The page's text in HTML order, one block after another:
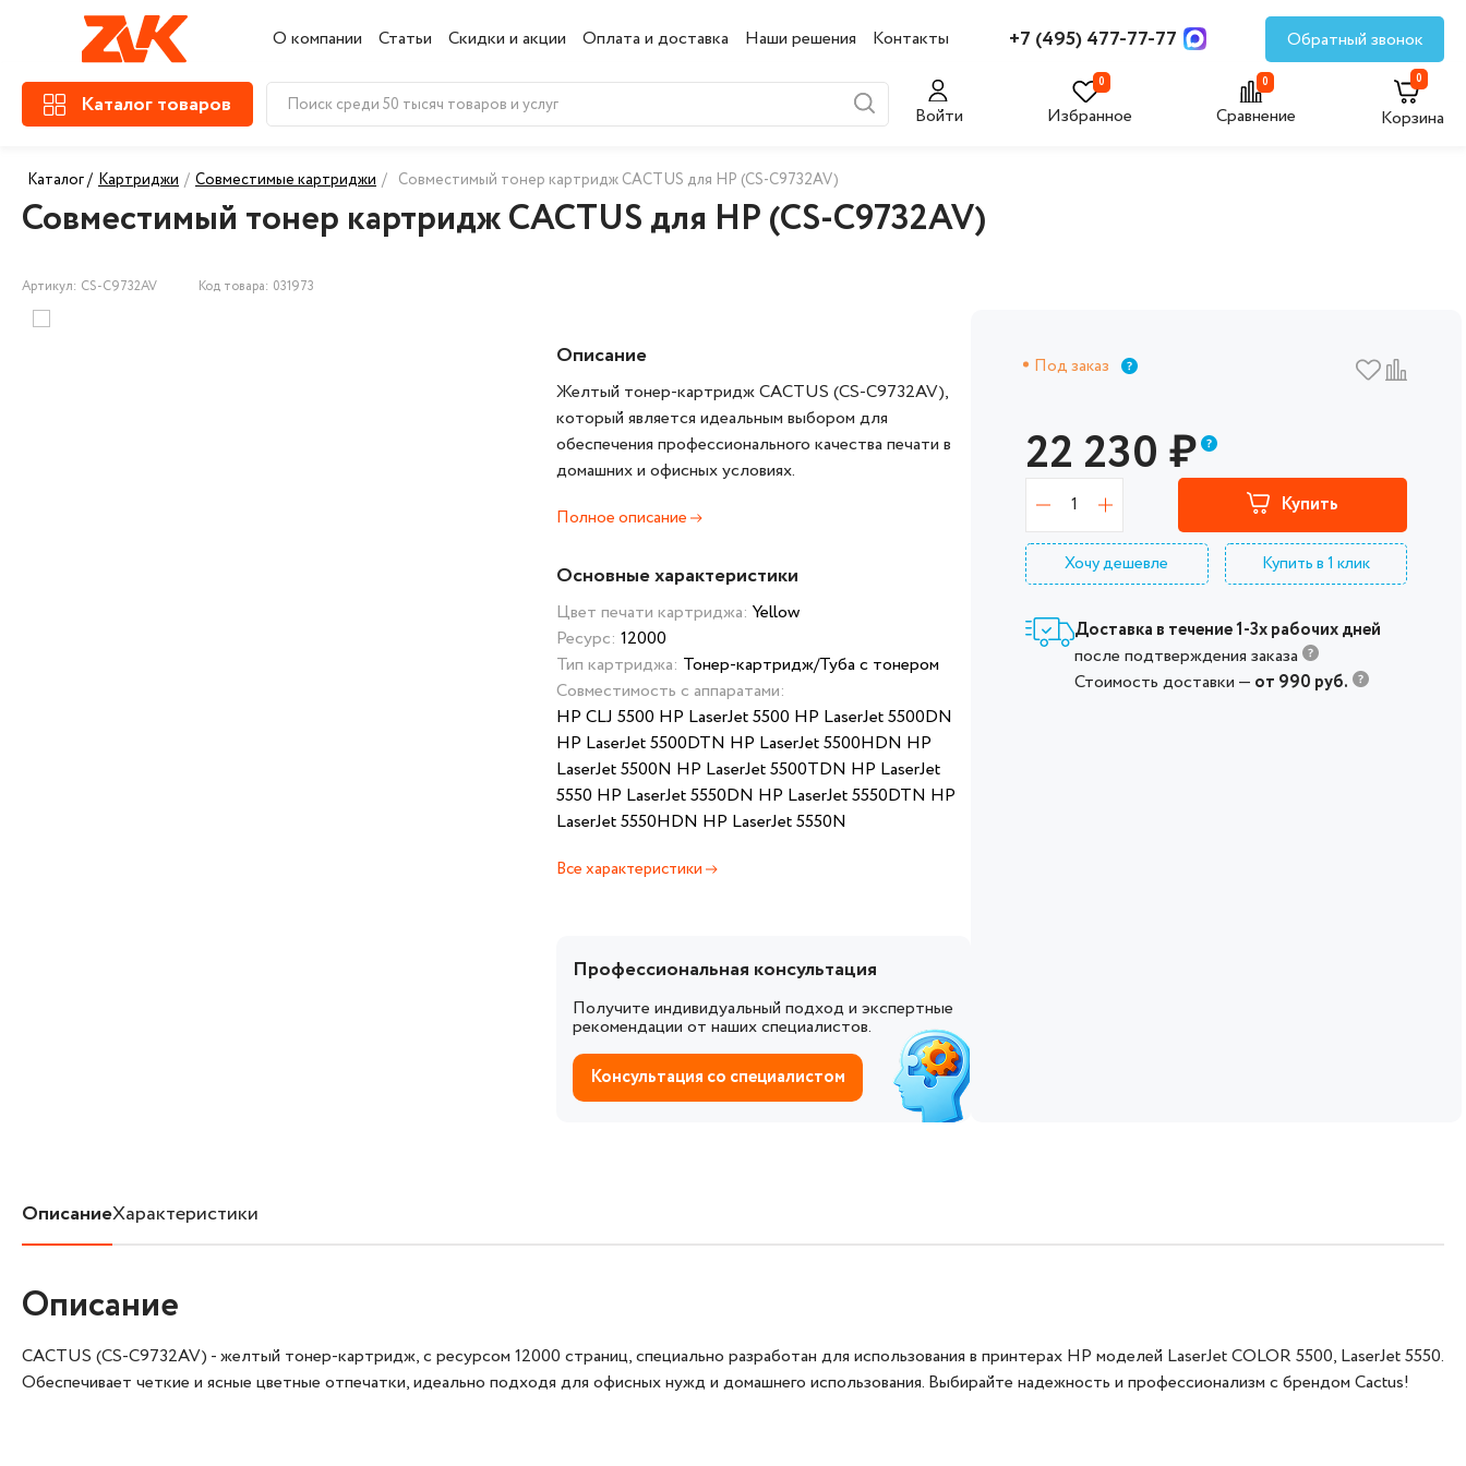
О компании Статьи Скидки и акции Оплата и доставка Наши решения Контакты +7 (495) 477-77-77 Обратный звонок
Каталог товаров Войти
0
Избранное
0
Сравнение
0
Корзина
Каталог / Картриджи / Совместимые картриджи / Совместимый тонер картридж CACTUS для HP (CS-C9732AV)
Совместимый тонер картридж CACTUS для HP (CS-C9732AV)
Артикул: CS-C9732AV Код товара: 031973
Описание
Желтый тонер-картридж CACTUS (CS-C9732AV),
который является идеальным выбором для
обеспечения профессионального качества печати в
домашних и офисных условиях.
Полное описание
Основные характеристики
Цвет печати картриджа: Yellow
Ресурс: 12000
Тип картриджа: Тонер-картридж/Туба с тонером
Совместимость с аппаратами:
HP CLJ 5500 HP LaserJet 5500 HP LaserJet 5500DN
HP LaserJet 5500DTN HP LaserJet 5500HDN HP
LaserJet 5500N HP LaserJet 5500TDN HP LaserJet
5550 HP LaserJet 5550DN HP LaserJet 5550DTN HP
LaserJet 5550HDN HP LaserJet 5550N
Все характеристики
Профессиональная консультация
Получите индивидуальный подход и экспертные
рекомендации от наших специалистов.
Консультация со специалистом
Под заказ
22 230₽
1 Купить
Хочу дешевле Купить в 1 клик
Доставка в течение 1-3х рабочих дней
после подтверждения заказа
Стоимость доставки — от 990 руб.
ОписаниеХарактеристики
Описание
CACTUS (CS-C9732AV) - желтый тонер-картридж, с ресурсом 12000 страниц, специально разработан для использования в принтерах HP моделей LaserJet COLOR 5500, LaserJet 5550.
Обеспечивает четкие и ясные цветные отпечатки, идеально подходя для офисных нужд и домашнего использования. Выбирайте надежность и профессионализм с брендом Cactus!